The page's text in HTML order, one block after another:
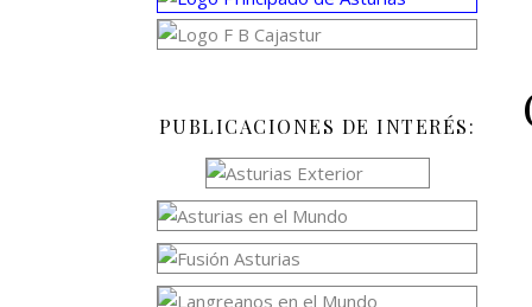
PUBLICACIONES DE INTERÉS: